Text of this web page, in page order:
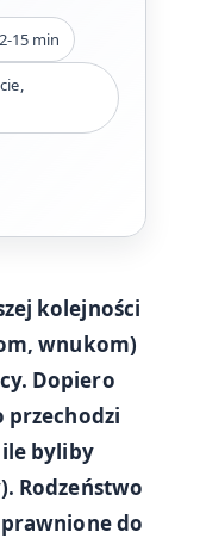
15 min
kolejności
wnukom)
Dopiero
przechodzi
byliby
Rodzeństwo
do